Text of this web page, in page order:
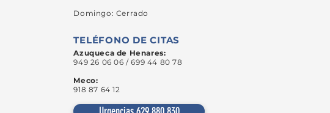
Domingo: Cerrado
TELÉFONO DE CITAS
Azuqueca de Henares:
949 26 06 06 / 699 44 80 78
Meco:
918 87 64 12